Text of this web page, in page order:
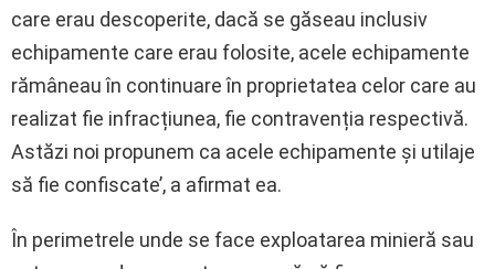
care erau descoperite, dacă se găseau inclusiv
echipamente care erau folosite, acele echipamente
rămâneau în continuare în proprietatea celor care au
realizat fie infracțiunea, fie contravenția respectivă.
Astăzi noi propunem ca acele echipamente și utilaje
să fie confiscate’, a afirmat ea.
În perimetrele unde se face exploatarea minieră sau